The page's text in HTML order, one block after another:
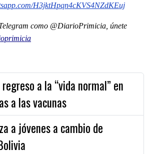
H3jktHpqn4cKVS4NZdKEuj
como @DiarioPrimicia, únete
a la “vida normal” en
a las vacunas
a jóvenes a cambio de